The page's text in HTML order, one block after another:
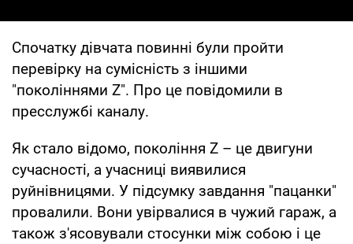
Спочатку дівчата повинні були пройти
перевірку на сумісність з іншими
"поколіннями Z". Про це повідомили в
пресслужбі каналу.
Як стало відомо, покоління Z – це двигуни
сучасності, а учасниці виявилися
руйнівницями. У підсумку завдання "пацанки"
провалили. Вони увірвалися в чужий гараж, а
також з'ясовували стосунки між собою і це